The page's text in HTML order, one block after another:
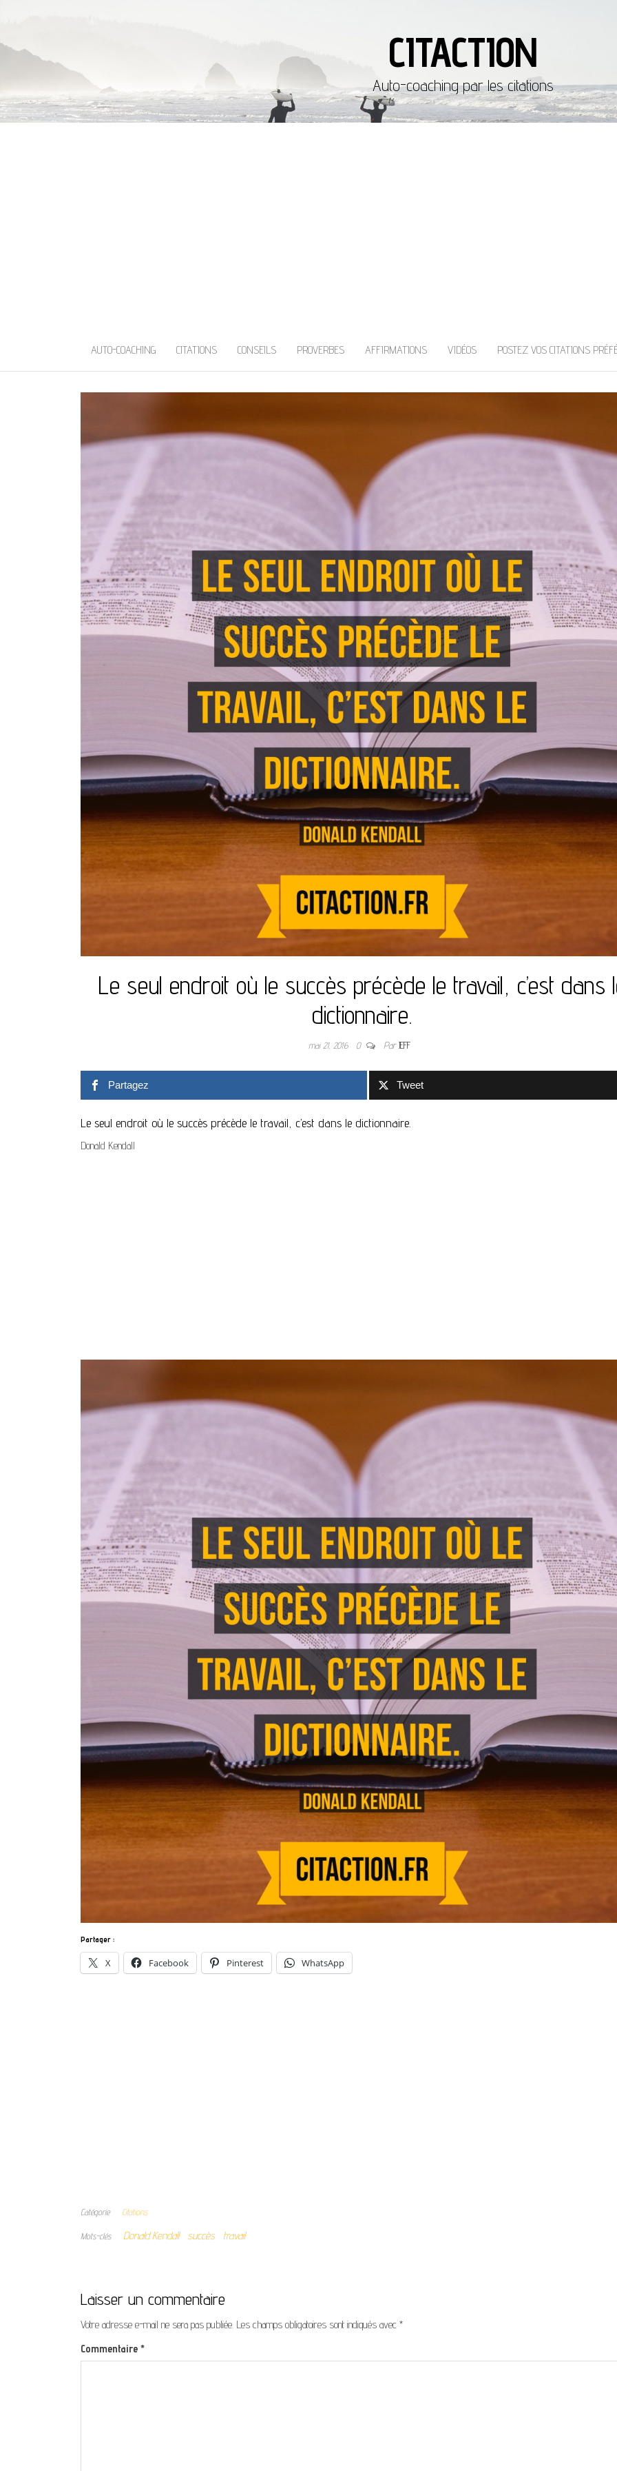
CITACTION
Auto-coaching par les citations
AUTO-COACHING CITATIONS CONSEILS PROVERBES AFFIRMATIONS VIDÉOS POSTEZ VOS CITATIONS
Le seul endroit où le succès précède le travail, c’est dans
dictionnaire.
mai 21, 2016 0 ParJEFF
Partagez Tweet
Le seul endroit où le succès précède le travail, c’est dans le dictionnaire.
Donald Kendall
Partager :
X Facebook Pinterest WhatsApp
Catégorie Citations
Mots-clés Donald Kendall succès travail
Laisser un commentaire
Votre adresse e-mail ne sera pas publiée. Les champs obligatoires sont indiqués avec *
Commentaire *